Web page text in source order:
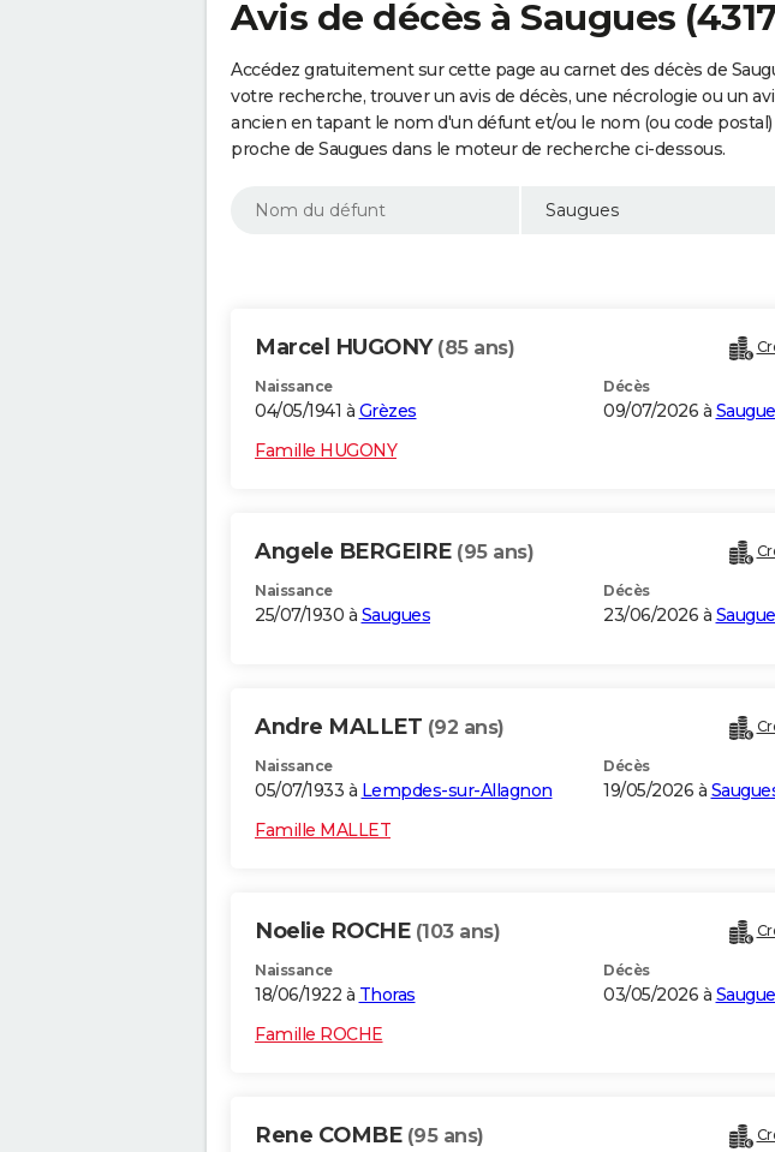
Avis de décès à Saugues
Accédez gratuitement sur cette page au carnet des décès de
votre recherche, trouver un avis de décès, une nécrologie ou un
ancien en tapant le nom d'un défunt et/ou le nom (ou code
proche de Saugues dans le moteur de recherche ci-dessous.
Marcel HUGONY (85 ans)
Naissance
04/05/1941 à Grèzes
Décès
09/07/2026 à
Famille HUGONY
Angele BERGEIRE (95 ans)
Naissance
25/07/1930 à Saugues
Décès
23/06/2026 à
Andre MALLET (92 ans)
Naissance
05/07/1933 à Lempdes-sur-Allagnon
Décès
19/05/2026 à
Famille MALLET
Noelie ROCHE (103 ans)
Naissance
18/06/1922 à Thoras
Décès
03/05/2026 à
Famille ROCHE
Rene COMBE (95 ans)